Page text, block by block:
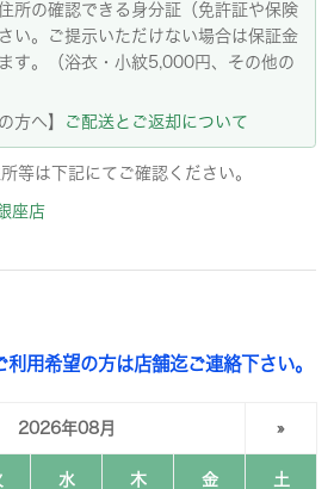
所の確認できる身分証（免許証や保険
い。ご提示いただけない場合は保証金
す。（浴衣・小紋5,000円、その他の
方へ】
ご配送とご返却について
等は下記にてご確認ください。
座店
用希望の方は店舗迄ご連絡下さい。
2026年08月 »
水 木 金 土